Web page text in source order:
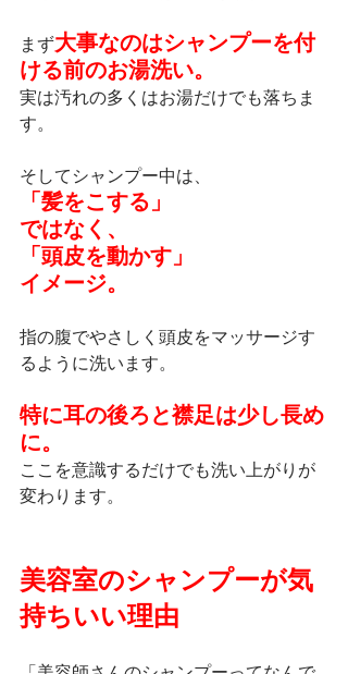
まず大事なのはシャンプーを付
ける前のお湯洗い。
実は汚れの多くはお湯だけでも落ちま
す。
そしてシャンプー中は、
「髪をこする」
ではなく、
「頭皮を動かす」
イメージ。
指の腹でやさしく頭皮をマッサージす
るように洗います。
特に耳の後ろと襟足は少し長め
に。
ここを意識するだけでも洗い上がりが
変わります。
美容室のシャンプーが気
持ちいい理由